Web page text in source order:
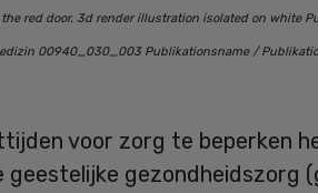
red door. 3d render illustration isolated on white
00940_030_003 Publikationsname /
voor zorg te beperken
geestelijke gezondheidszorg